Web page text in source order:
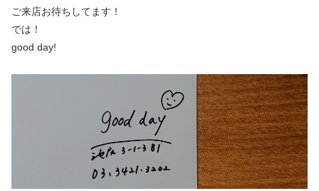
ご来店お待ちしてます！
では！
good day!